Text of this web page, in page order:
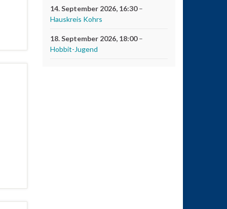
14. September 2026, 16:30–
Hauskreis Kohrs
18. September 2026, 18:00–
Hobbit-Jugend